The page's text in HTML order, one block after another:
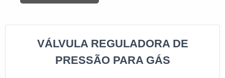
VÁLVULA REGULADORA DE
PRESSÃO PARA GÁS